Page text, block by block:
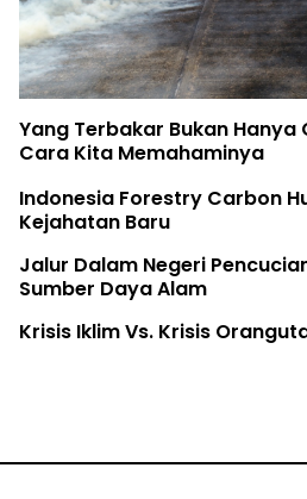
Yang Terbakar Bukan Hanya
Cara Kita Memahaminya
Indonesia Forestry Carbon
Kejahatan Baru
Jalur Dalam Negeri
Sumber Daya Alam
Krisis Iklim Vs. Krisis